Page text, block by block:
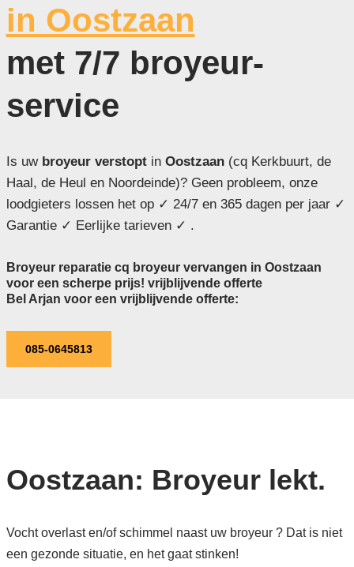
in Oostzaan
met 7/7 broyeur-
service
Is uwbroyeur verstoptin Oostzaan(cq Kerkbuurt, de
Haal, de Heul en Noordeinde)? Geen probleem, onze
loodgieters lossen het op ✓ 24/7 en 365 dagen per jaar ✓
Garantie ✓ Eerlijke tarieven ✓ .
Broyeur reparatie cq broyeur vervangen in Oostzaan
voor een scherpe prijs! vrijblijvende offerte
Bel Arjan voor een vrijblijvende offerte:
085-0645813
Oostzaan: Broyeur lekt.
Vocht overlast en/of schimmel naast uw broyeur ? Dat is niet
een gezonde situatie, en het gaat stinken!